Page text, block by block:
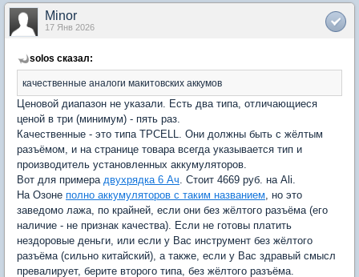
Minor
17 Янв 2026
solos сказал:
качественные аналоги макитовских аккумов
Ценовой диапазон не указали. Есть два типа, отличающиеся
ценой в три (минимум) - пять раз.
Качественные - это типа TPCELL. Они должны быть с жёлтым
разъёмом, и на странице товара всегда указывается тип и
производитель установленных аккумуляторов.
Вот для примера двухрядка 6 Ач. Стоит 4669 руб. на Ali.
На Озоне полно аккумуляторов с таким названием, но это
заведомо лажа, по крайней, если они без жёлтого разъёма (его
наличие - не признак качества). Если не готовы платить
нездоровые деньги, или если у Вас инструмент без жёлтого
разъёма (сильно китайский), а также, если у Вас здравый смысл
превалирует, берите второго типа, без жёлтого разъёма.